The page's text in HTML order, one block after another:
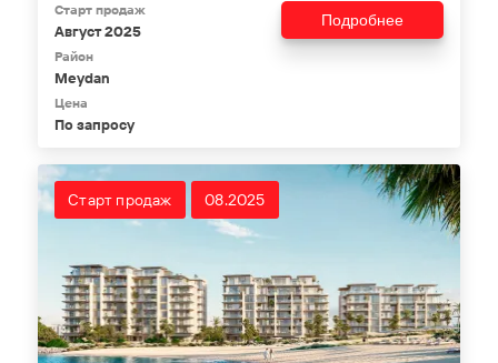
Старт продаж
Август 2025
Район
Meydan
Цена
По запросу
Подробнее
Старт продаж 08.2025